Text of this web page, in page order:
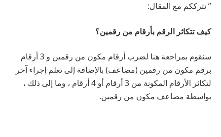
” نترككم مع المقال:
كيف تتكاثر الرقم بأرقام من رقمين؟
سنقوم بمراجعة هنا لضرب أرقام مكون من رقمين و 3 أرقام
برقم مكون من رقمين (مضاعف) بالإضافة إلى تعلم إجراء آخر
لتكاثر الأرقام المكونة من 3 أرقام أو 4 أرقام ، وما إلى ذلك ،
بواسطة مضاعف مكون من رقمين.